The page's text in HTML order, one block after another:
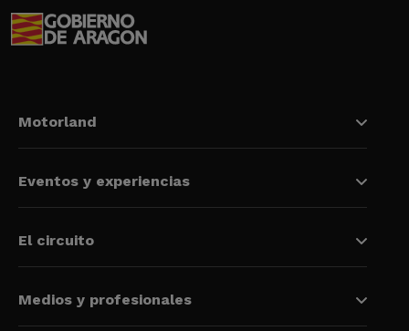
Motorland
Eventos y experiencias
El circuito
Medios y profesionales